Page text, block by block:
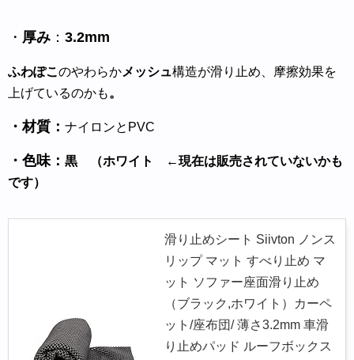
・ 厚み ： 3.2mm
ふわぽこのやわらかメッシュ構造が滑り止め、摩擦効果を
上げているのかも。
・材質： ナイロンとPVC
・色味： 黒 （ホワイト ←現在は販売されていないかも
です）
滑り止めシート Siivton ノンス
リップ マット すべり止め マ
ット ソファー座面滑り止め
（ブラック,ホワイト）カーペ
ット/座布団/ 薄さ3.2mm 車滑
り止めパッド ルーフボックス